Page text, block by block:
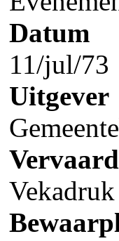
Datum
11/jul/73
Uitgever